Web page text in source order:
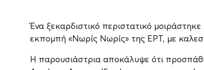
Ένα ξεκαρδιστικό περιστατικό
εκπομπή «Νωρίς Νωρίς» της ΕΡΤ, με
Η παρουσιάστρια αποκάλυψε ότι